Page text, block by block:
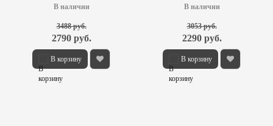
В наличии
В корзину
3488 руб.
2790 руб.
В наличии
В корзину
3053 руб.
2290 руб.